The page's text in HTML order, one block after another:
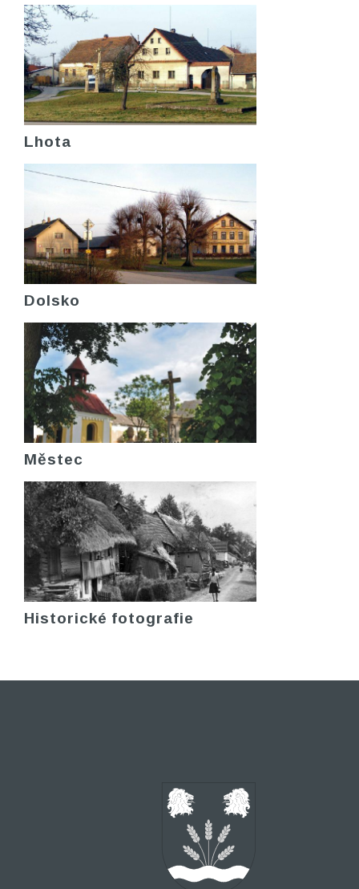
Lhota
Dolsko
Městec
Historické fotografie